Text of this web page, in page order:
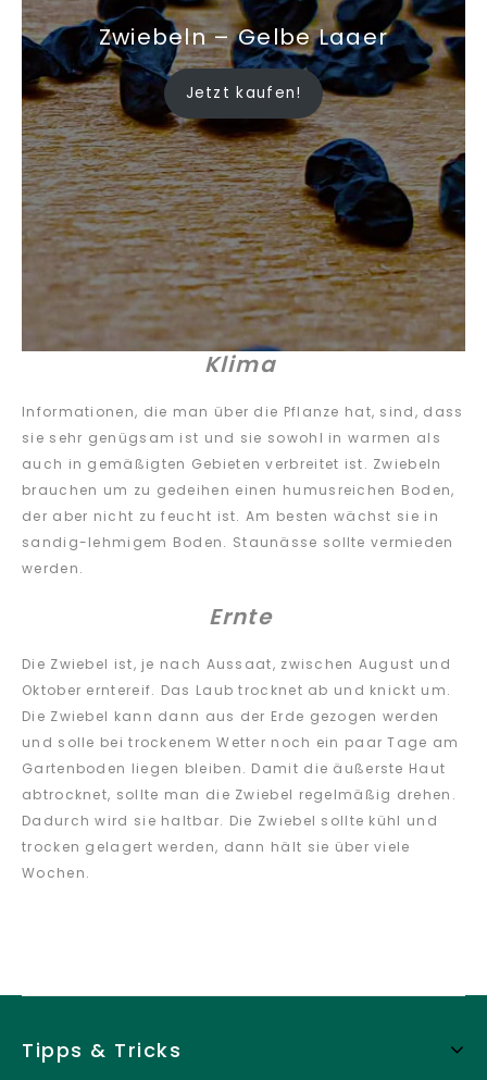
Zwiebeln – Gelbe Laaer
Jetzt kaufen!
Klima
Informationen, die man über die Pflanze hat, sind, dass
sie sehr genügsam ist und sie sowohl in warmen als
auch in gemäßigten Gebieten verbreitet ist. Zwiebeln
brauchen um zu gedeihen einen humusreichen Boden,
der aber nicht zu feucht ist. Am besten wächst sie in
sandig-lehmigem Boden. Staunässe sollte vermieden
werden.
Ernte
Die Zwiebel ist, je nach Aussaat, zwischen August und
Oktober erntereif. Das Laub trocknet ab und knickt um.
Die Zwiebel kann dann aus der Erde gezogen werden
und solle bei trockenem Wetter noch ein paar Tage am
Gartenboden liegen bleiben. Damit die äußerste Haut
abtrocknet, sollte man die Zwiebel regelmäßig drehen.
Dadurch wird sie haltbar. Die Zwiebel sollte kühl und
trocken gelagert werden, dann hält sie über viele
Wochen.
Tipps & Tricks